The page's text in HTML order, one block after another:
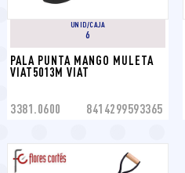
UNID/CAJA
6
PALA PUNTA MANGO MULETA
VIAT5013M VIAT
3381.0600 8414299593365